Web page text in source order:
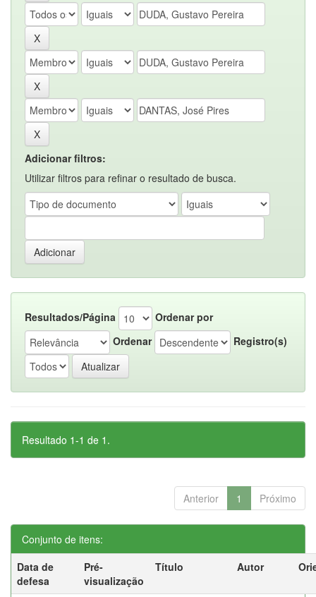
Adicionar filtros:
Utilizar filtros para refinar o resultado de busca.
Resultados/Página
Ordenar por
Ordenar
Registro(s)
Resultado 1-1 de 1.
Anterior 1 Próximo
Conjunto de itens:
Data de
defesa
Pré-
visualização
Título Autor